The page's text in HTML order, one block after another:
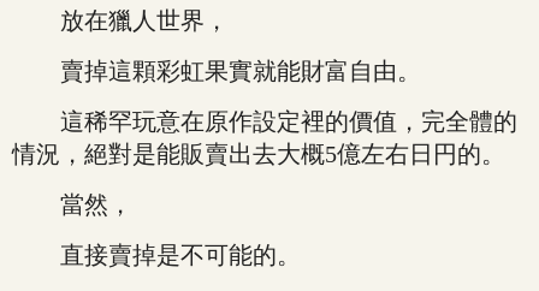
放在獵人世界，
賣掉這顆彩虹果實就能財富自由。
這稀罕玩意在原作設定裡的價值，完全體的
情況，絕對是能販賣出去大概5億左右日円的。
當然，
直接賣掉是不可能的。